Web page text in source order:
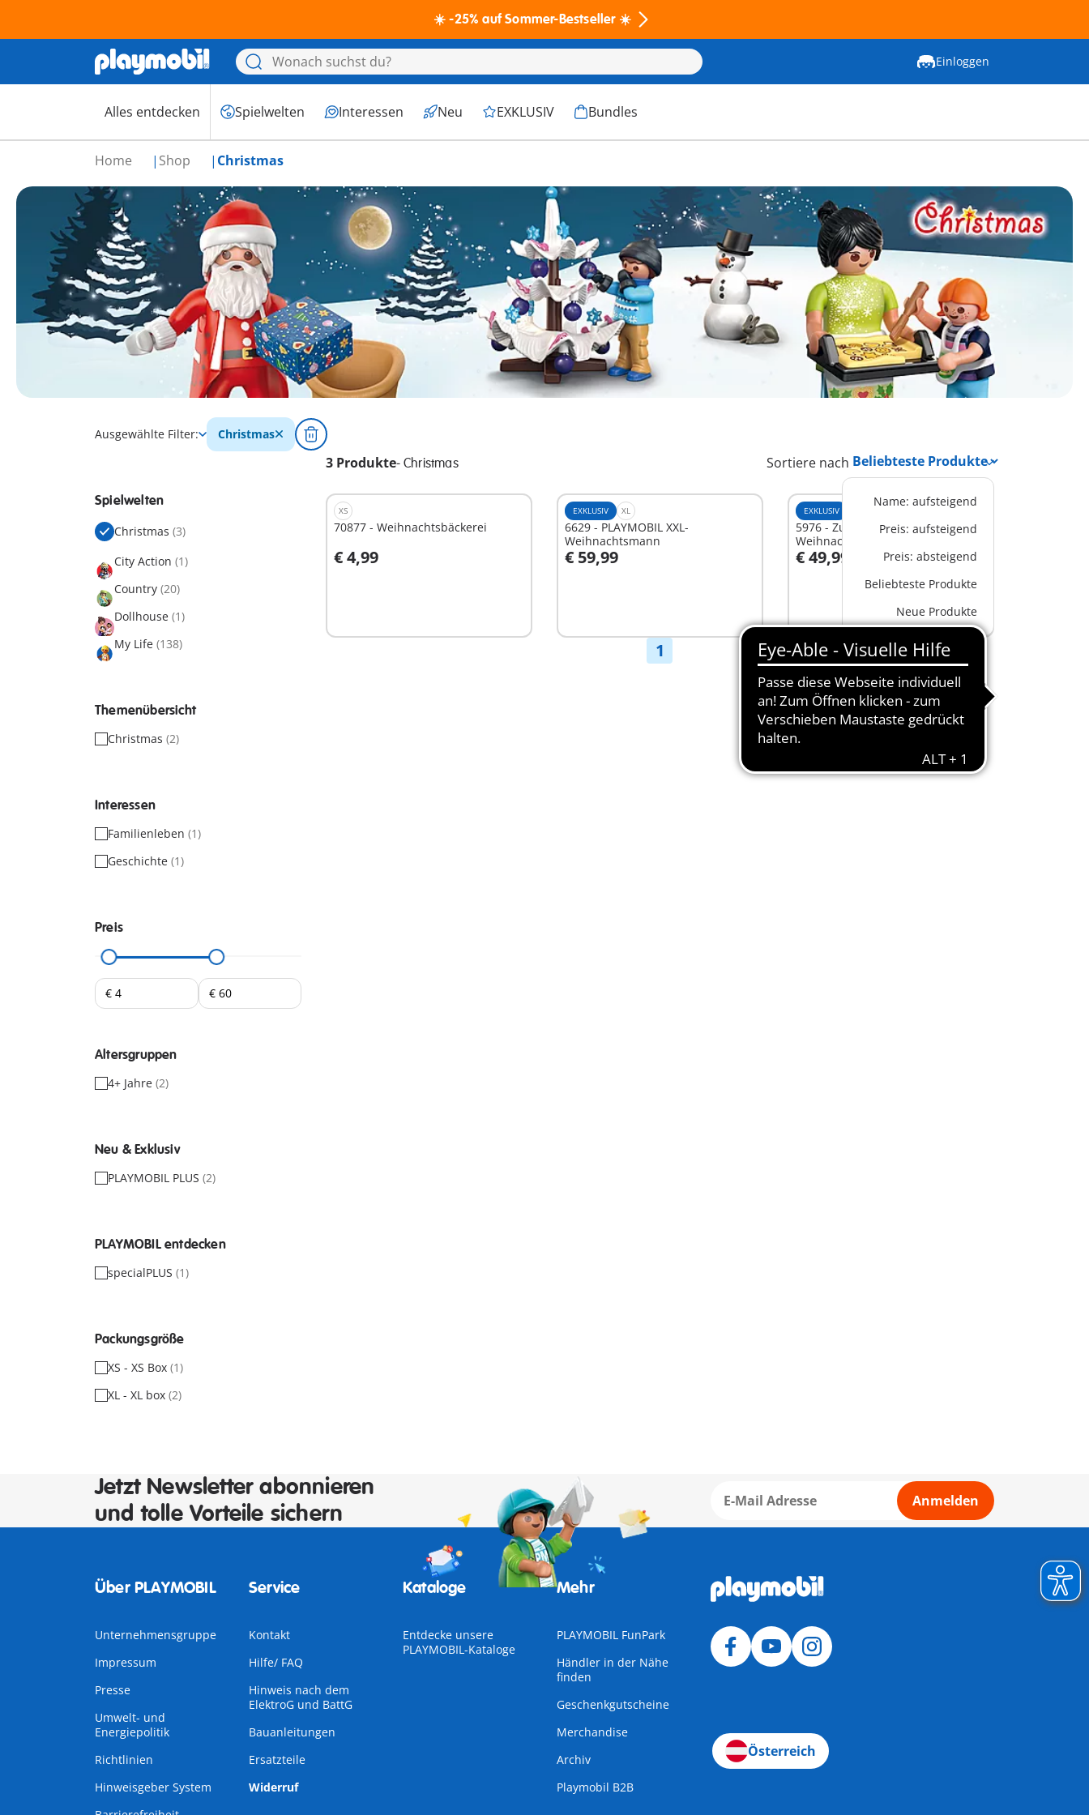
☀️ -25% auf Sommer-Bestseller ☀️
Einloggen
Alles entdecken Spielwelten Interessen Neu EXKLUSIV Bundles
Home Shop Christmas
Ausgewählte Filter: Christmas
3 Produkte- Christmas Sortiere nach
Name: aufsteigend
Preis: aufsteigend
Preis: absteigend
Beliebteste Produkte
Neue Produkte
Spielwelten
Christmas (3)
City Action (1)
Country (20)
Dollhouse (1)
My Life (138)
Themenübersicht
Christmas (2)
Interessen
Familienleben (1)
Geschichte (1)
Preis
Altersgruppen
4+ Jahre (2)
Neu & Exklusiv
PLAYMOBIL PLUS (2)
PLAYMOBIL entdecken
specialPLUS (1)
Packungsgröße
XS - XS Box (1)
XL - XL box (2)
XS
70877 - Weihnachtsbäckerei
€ 4,99
In den Warenkorb
EXKLUSIV XL
6629 - PLAYMOBIL XXL-
Weihnachtsmann
€ 59,99
In den Warenkorb
EXKLUSIV
5976 - Zuhause beim
Weihnachtsmann
€ 49,99
1
Jetzt Newsletter abonnieren
und tolle Vorteile sichern
Anmelden
Über PLAYMOBIL
Unternehmensgruppe
Impressum
Presse
Umwelt- und
Energiepolitik
Richtlinien
Hinweisgeber System
Service
Kontakt
Hilfe/ FAQ
Hinweis nach dem
ElektroG und BattG
Bauanleitungen
Ersatzteile
Widerruf
Kataloge
Entdecke unsere
PLAYMOBIL-Kataloge
Mehr
PLAYMOBIL FunPark
Händler in der Nähe
finden
Geschenkgutscheine
Merchandise
Archiv
Playmobil B2B
Österreich